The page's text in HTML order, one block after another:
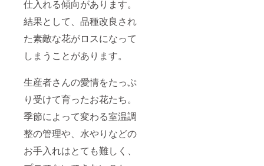
仕入れる傾向があります。
結果として、品種改良され
た素敵な花がロスになって
しまうことがあります。
生産者さんの愛情をたっぷ
り受けて育ったお花たち。
季節によって変わる室温調
整の管理や、水やりなどの
お手入れはとても難しく、